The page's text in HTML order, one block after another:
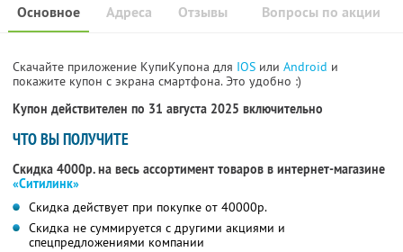
Основное Отзывы Вопросы по акции
Адреса
Скачайте приложение КупиКупона для IOS или Android и
покажите купон с экрана смартфона. Это удобно :)
Купон действителен по 31 августа 2025 включительно
ЧТО ВЫ ПОЛУЧИТЕ
Скидка 4000р. на весь ассортимент товаров в интернет-магазине
«Ситилинк»
Скидка действует при покупке от 40000р.
Скидка не суммируется с другими акциями и
спецпредложениями компании